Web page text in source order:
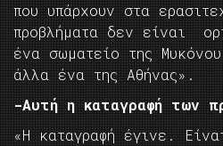
που υπάρχουν στα
προβλήματα δεν είναι
ένα σωματείο της
άλλα ένα της Αθήνας».
-Αυτή η καταγραφή των
«Η καταγραφή έγινε.